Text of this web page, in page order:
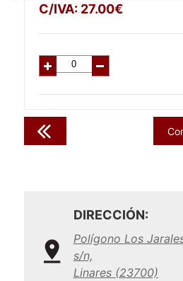
C/IVA: 27.00€
DIRECCIÓN:
Polígono Los
s/n,
Linares (23700)